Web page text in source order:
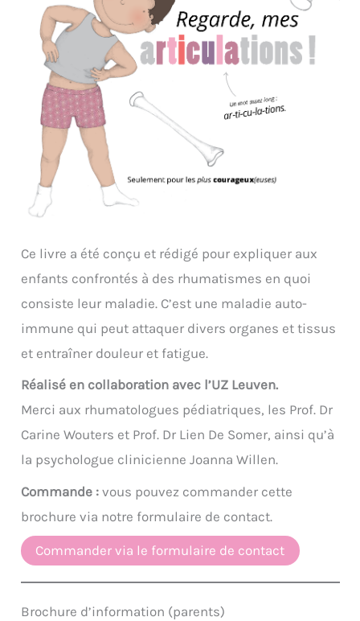
Ce livre a été conçu et rédigé pour expliquer aux
enfants confrontés à des rhumatismes en quoi
consiste leur maladie. C’est une maladie auto-
immune qui peut attaquer divers organes et tissus
et entraîner douleur et fatigue.
Réalisé en collaboration avec l’UZ Leuven.
Merci aux rhumatologues pédiatriques, les Prof. Dr
Carine Wouters et Prof. Dr Lien De Somer, ainsi qu’à
la psychologue clinicienne Joanna Willen.
Commande :vous pouvez commander cette
brochure via notre formulaire de contact.
Commander via le formulaire de contact
Brochure d’information (parents)